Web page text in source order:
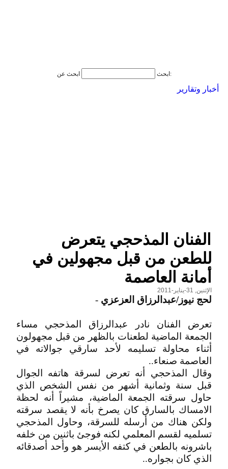
ابحث ابحث عن:
أخبار وتقارير
الفنان المذحجي يتعرض
للطعن من قبل مجهولين في
أمانة العاصمة
الإثنين, 31-يناير-2011
لحج نيوز/عبدالرزاق العزعزي -
تعرض الفنان نادر عبدالرزاق المذحجي مساء
الجمعة الماضية لطعنات بالظهر من قبل مجهولون
أثناء محاولة تسليمه لأحد سارقي جوالاته في
العاصمة صنعاء..
وقال المذحجي أنه تعرض لسرقة هاتفه الجوال
قبل سنة وثمانية أشهر من نفس الشخص الذي
حاول سرقته الجمعة الماضية، مشيراً أنه لحظة
الامساك بالسارق كان يصرخ بأنه لا يقصد سرقته
ولكن هناك من أرسله للسرقة، وحاول المذحجي
تسلميه لقسم المعلمي لكنه فوجئ باثنين من خلفه
باشرونه بالطعن في كتفه الأيسر هو وأحد أصدقائه
الذي كان بجواره..